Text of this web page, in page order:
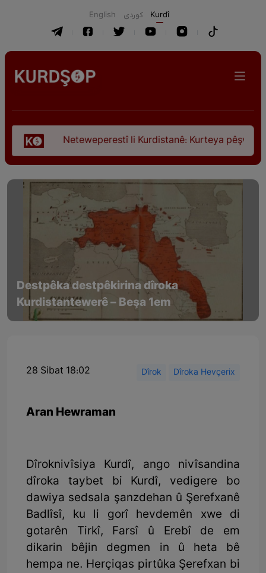
English كوردی Kurdî
Neteweperestî li Kurdistanê: Kurteya pêşveçûna dirokî
Destpêka destpêkirina dîroka
Kurdistantewerê – Beşa 1em
28 Sibat 18:02 Dîrok Dîroka Hevçerix
Aran Hewraman
Dîroknivîsiya Kurdî, ango nivîsandina
dîroka taybet bi Kurdî, vedigere bo
dawiya sedsala şanzdehan û Şerefxanê
Badlîsî, ku li gorî hevdemên xwe di
gotarên Tirkî, Farsî û Erebî de em
dikarin bêjin degmen in û heta bê
hempa ne. Herçiqas pirtûka Şerefxan bi